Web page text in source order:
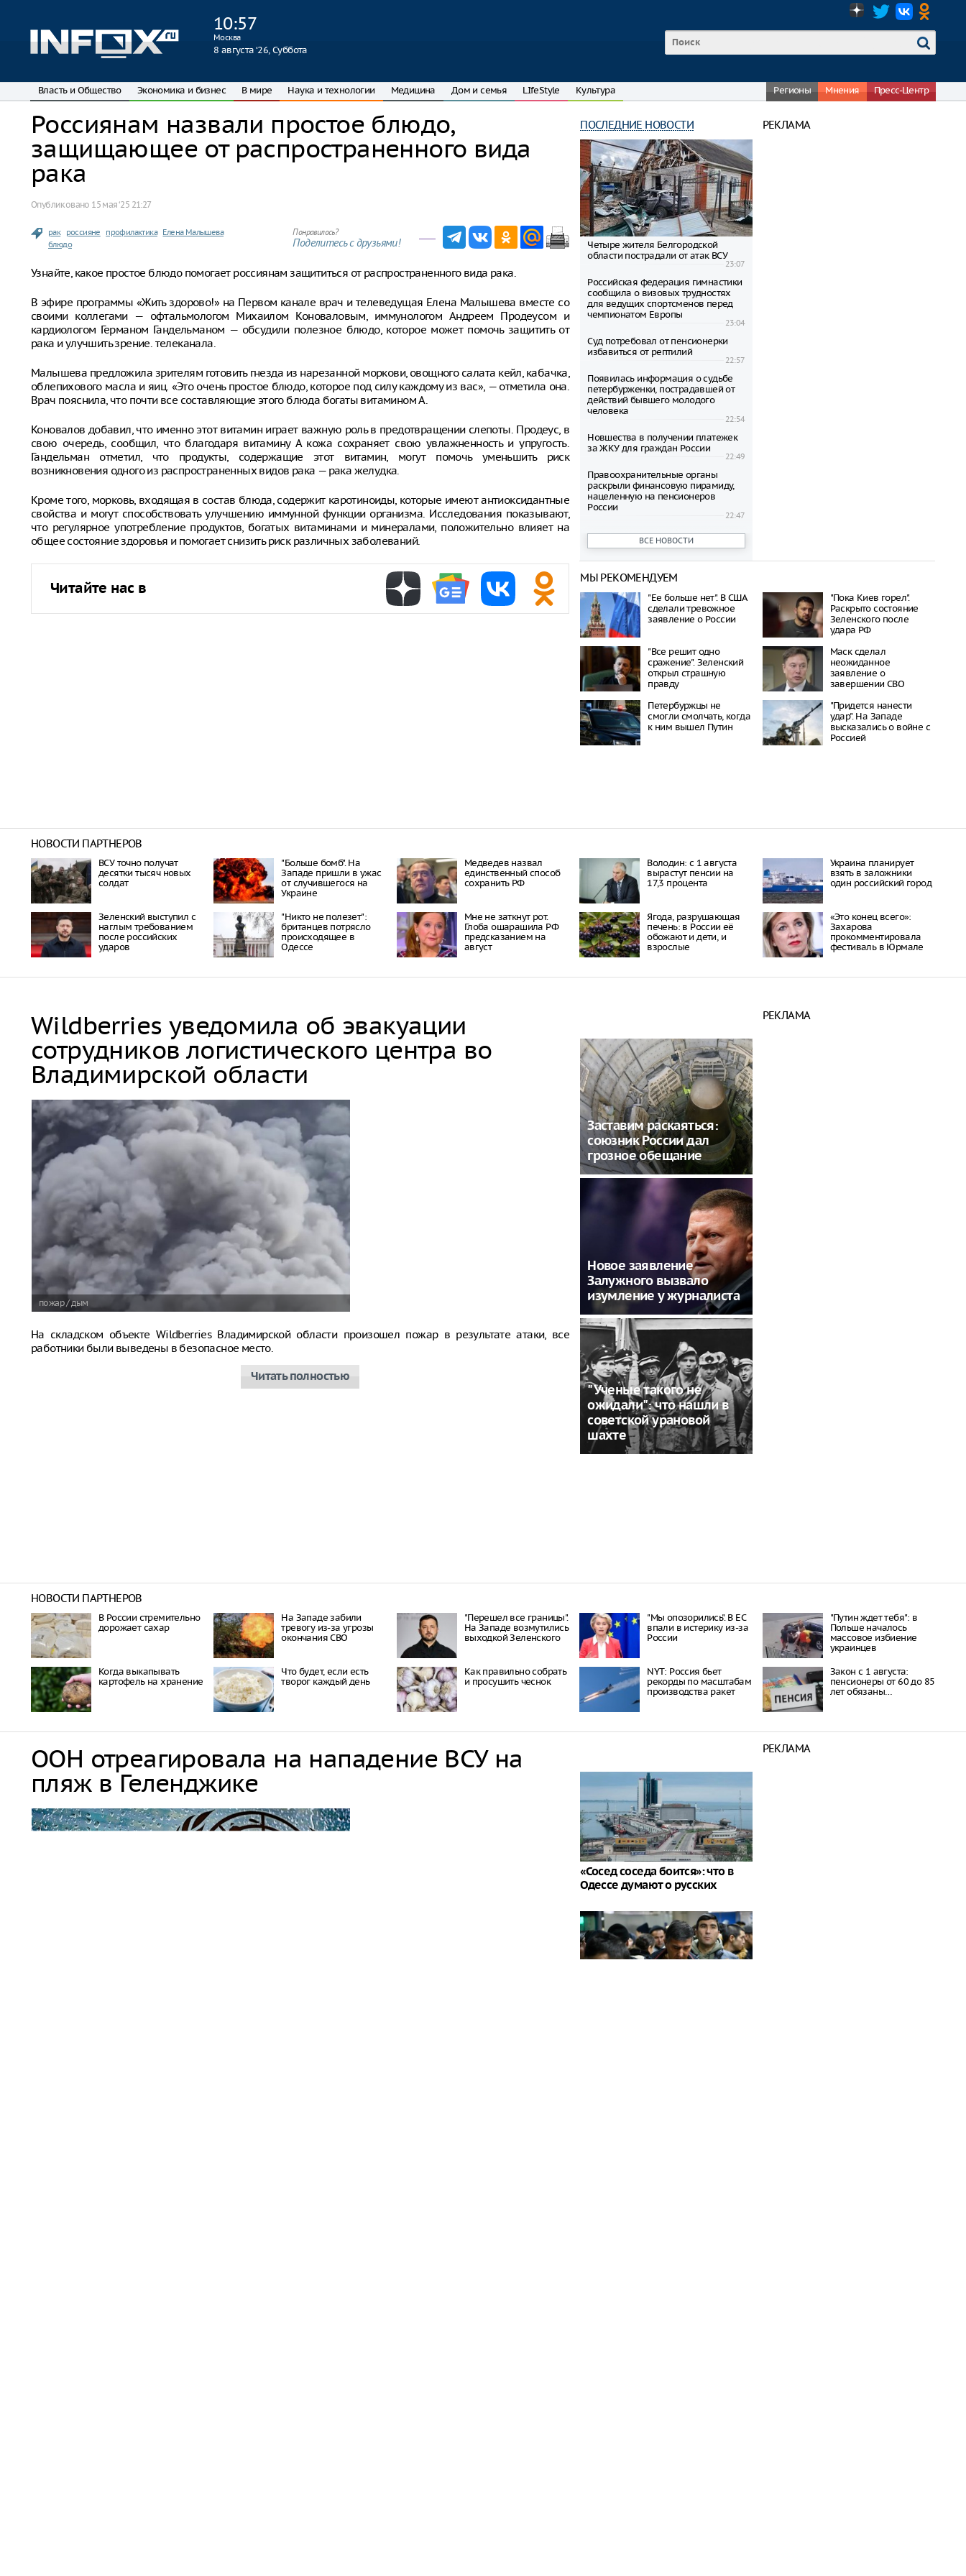
10:57
Москва
8 августа ‘26, Суббота
Власть и Общество Экономика и бизнес В мире Наука и технологии Медицина Дом и семья LIfeStyle Культура Регионы Мнения Пресс-Центр
Россиянам назвали простое блюдо,
защищающее от распространенного вида
рака
Опубликовано 15 мая ‘25 21:27
рак россияне профилактика Елена Малышева
блюдо
Понравилось?
Поделитесь с друзьями!
Узнайте, какое простое блюдо помогает россиянам защититься от распространенного вида рака.
В эфире программы «Жить здорово!» на Первом канале врач и телеведущая Елена Малышева вместе со
своими коллегами — офтальмологом Михаилом Коноваловым, иммунологом Андреем Продеусом и
кардиологом Германом Гандельманом — обсудили полезное блюдо, которое может помочь защитить от
рака и улучшить зрение. телеканала.
Малышева предложила зрителям готовить гнезда из нарезанной моркови, овощного салата кейл, кабачка,
облепихового масла и яиц. «Это очень простое блюдо, которое под силу каждому из вас», — отметила она.
Врач пояснила, что почти все составляющие этого блюда богаты витамином А.
Коновалов добавил, что именно этот витамин играет важную роль в предотвращении слепоты. Продеус, в
свою очередь, сообщил, что благодаря витамину А кожа сохраняет свою увлажненность и упругость.
Гандельман отметил, что продукты, содержащие этот витамин, могут помочь уменьшить риск
возникновения одного из распространенных видов рака — рака желудка.
Кроме того, морковь, входящая в состав блюда, содержит каротиноиды, которые имеют антиоксидантные
свойства и могут способствовать улучшению иммунной функции организма. Исследования показывают,
что регулярное употребление продуктов, богатых витаминами и минералами, положительно влияет на
общее состояние здоровья и помогает снизить риск различных заболеваний.
Читайте нас в
ПОСЛЕДНИЕ НОВОСТИ
Четыре жителя Белгородской
области пострадали от атак ВСУ
23:07
Российская федерация гимнастики
сообщила о визовых трудностях
для ведущих спортсменов перед
чемпионатом Европы
23:04
Суд потребовал от пенсионерки
избавиться от рептилий
22:57
Появилась информация о судьбе
петербурженки, пострадавшей от
действий бывшего молодого
человека
22:54
Новшества в получении платежек
за ЖКУ для граждан России
22:49
Правоохранительные органы
раскрыли финансовую пирамиду,
нацеленную на пенсионеров
России
22:47
Северные олени гибнут на
Шпицбергене по неизвестной
22:42
Тысячи грузовиков застряли на
границе Украины и Польши
22:38
Младенец родился спустя полтора
часа после трагической гибели
матери, упавшей с 10-го этажа
Онищенко: в период простуд может
быть введено обязательное
ношение масок
Звезда реалити-шоу поужинала с
кошкой из одной миски, вызвав
отвращение у зрителей
ВСЕ НОВОСТИ
РЕКЛАМА
МЫ РЕКОМЕНДУЕМ
"Ее больше нет". В США
сделали тревожное
заявление о России
"Пока Киев горел".
Раскрыто состояние
Зеленского после
удара РФ
"Все решит одно
сражение". Зеленский
открыл страшную
правду
Маск сделал
неожиданное
заявление о
завершении СВО
Петербуржцы не
смогли смолчать, когда
к ним вышел Путин
"Придется нанести
удар". На Западе
высказались о войне с
Россией
НОВОСТИ ПАРТНЕРОВ
ВСУ точно получат
десятки тысяч новых
солдат
"Больше бомб". На
Западе пришли в ужас
от случившегося на
Украине
Медведев назвал
единственный способ
сохранить РФ
Володин: с 1 августа
вырастут пенсии на
17,3 процента
Украина планирует
взять в заложники
один российский город
Зеленский выступил с
наглым требованием
после российских
ударов
"Никто не полезет":
британцев потрясло
происходящее в
Одессе
Мне не заткнут рот.
Глоба ошарашила РФ
предсказанием на
август
Ягода, разрушающая
печень: в России её
обожают и дети, и
взрослые
«Это конец всего»:
Захарова
прокомментировала
фестиваль в Юрмале
Wildberries уведомила об эвакуации
сотрудников логистического центра во
Владимирской области
пожар / дым
На складском объекте Wildberries Владимирской области произошел пожар в результате атаки, все
работники были выведены в безопасное место.
Читать полностью
Заставим раскаяться:
союзник России дал
грозное обещание
Новое заявление
Залужного вызвало
изумление у журналиста
"Ученые такого не
ожидали": что нашли в
советской урановой
шахте
РЕКЛАМА
НОВОСТИ ПАРТНЕРОВ
В России стремительно
дорожает сахар
На Западе забили
тревогу из-за угрозы
окончания СВО
"Перешел все границы".
На Западе возмутились
выходкой Зеленского
"Мы опозорились". В ЕС
впали в истерику из-за
России
"Путин ждет тебя": в
Польше началось
массовое избиение
украинцев
Когда выкапывать
картофель на хранение
Что будет, если есть
творог каждый день
Как правильно собрать
и просушить чеснок
NYT: Россия бьет
рекорды по масштабам
производства ракет
Закон с 1 августа:
пенсионеры от 60 до 85
лет обязаны…
ООН отреагировала на нападение ВСУ на
пляж в Геленджике
«Сосед соседа боится»: что в
Одессе думают о русских
РЕКЛАМА